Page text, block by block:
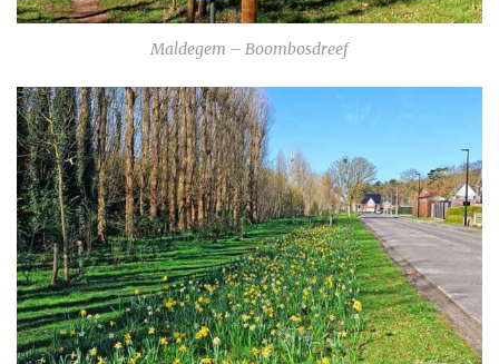
Maldegem – Boombosdreef